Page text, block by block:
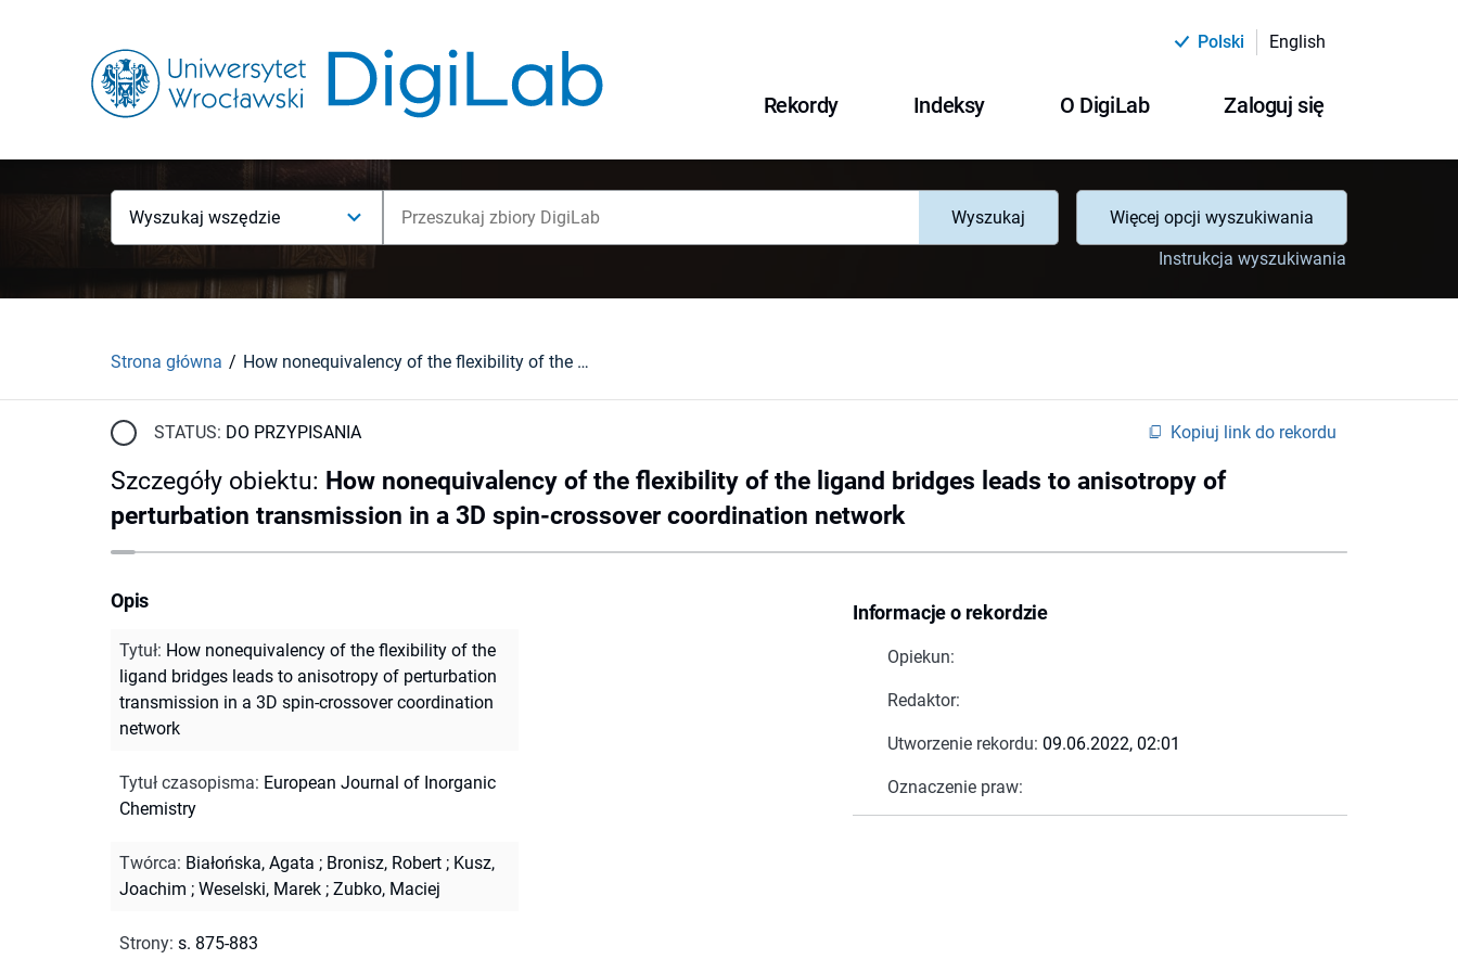
Polski English
Rekordy Indeksy O DigiLab Zaloguj się
Wyszukaj wszędzie Wyszukaj
Więcej opcji wyszukiwania
Instrukcja wyszukiwania
Strona główna How nonequivalency of the flexibility of the ligand bridges leads to anisotropy of perturbation transmission in a 3D spin-crossover coordination network
STATUS: DO PRZYPISANIA Kopiuj link do rekordu
Szczegóły obiektu: How nonequivalency of the flexibility of the ligand bridges leads to anisotropy of
perturbation transmission in a 3D spin-crossover coordination network
Informacje o rekordzie
Opiekun:
Redaktor:
Utworzenie rekordu: 09.06.2022, 02:01
Oznaczenie praw:
Opis
Tytuł: How nonequivalency of the flexibility of the
ligand bridges leads to anisotropy of perturbation
transmission in a 3D spin-crossover coordination
network
Tytuł czasopisma: European Journal of Inorganic
Chemistry
Twórca: Białońska, Agata ; Bronisz, Robert ; Kusz,
Joachim ; Weselski, Marek ; Zubko, Maciej
Strony: s. 875-883